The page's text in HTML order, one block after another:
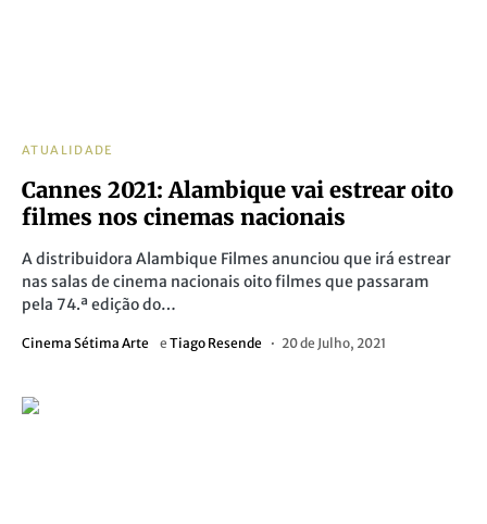
ATUALIDADE
Cannes 2021: Alambique vai estrear oito
filmes nos cinemas nacionais
A distribuidora Alambique Filmes anunciou que irá estrear
nas salas de cinema nacionais oito filmes que passaram
pela 74.ª edição do…
Cinema Sétima Arte e Tiago Resende 20 de Julho, 2021